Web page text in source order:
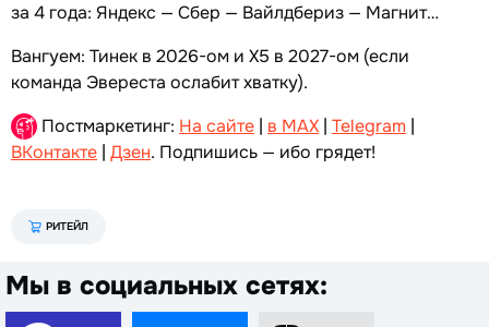
за 4 года: Яндекс — Сбер — Вайлдбериз — Магнит…
Вангуем: Тинек в 2026-ом и Х5 в 2027-ом (если
команда Эвереста ослабит хватку).
Постмаркетинг: На сайте | в MAX | Telegram |
ВКонтакте | Дзен. Подпишись — ибо грядет!
РИТЕЙЛ
Мы в социальных сетях: